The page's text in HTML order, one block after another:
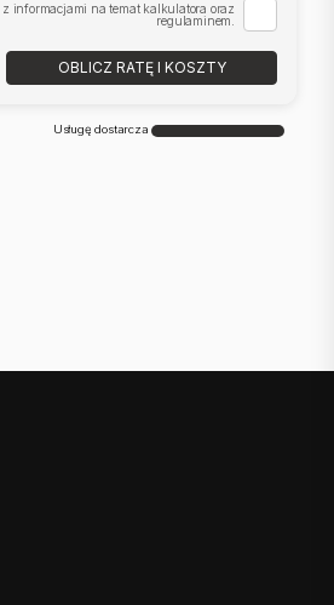
informacjami na temat kalkulatora oraz
regulaminem.
OBLICZ RATĘ I KOSZTY
Usługę dostarcza